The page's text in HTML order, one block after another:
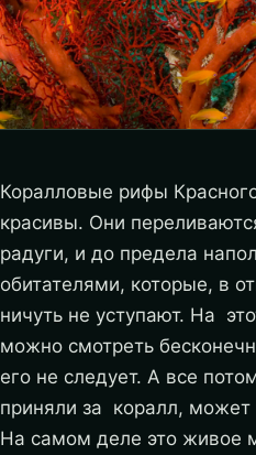
Коралловые рифы
красивы. Они
радуги, и до предела
обитателями, которые, в
ничуть не уступают. На
можно смотреть
его не следует. А все
приняли за коралл,
На самом деле это живое